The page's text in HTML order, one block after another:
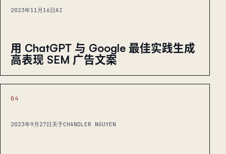
2023年11月16日 AI
用 ChatGPT 与 Google 最佳实践生成
高表现 SEM 广告文案
04
2023年9月27日 关于CHANDLER NGUYEN